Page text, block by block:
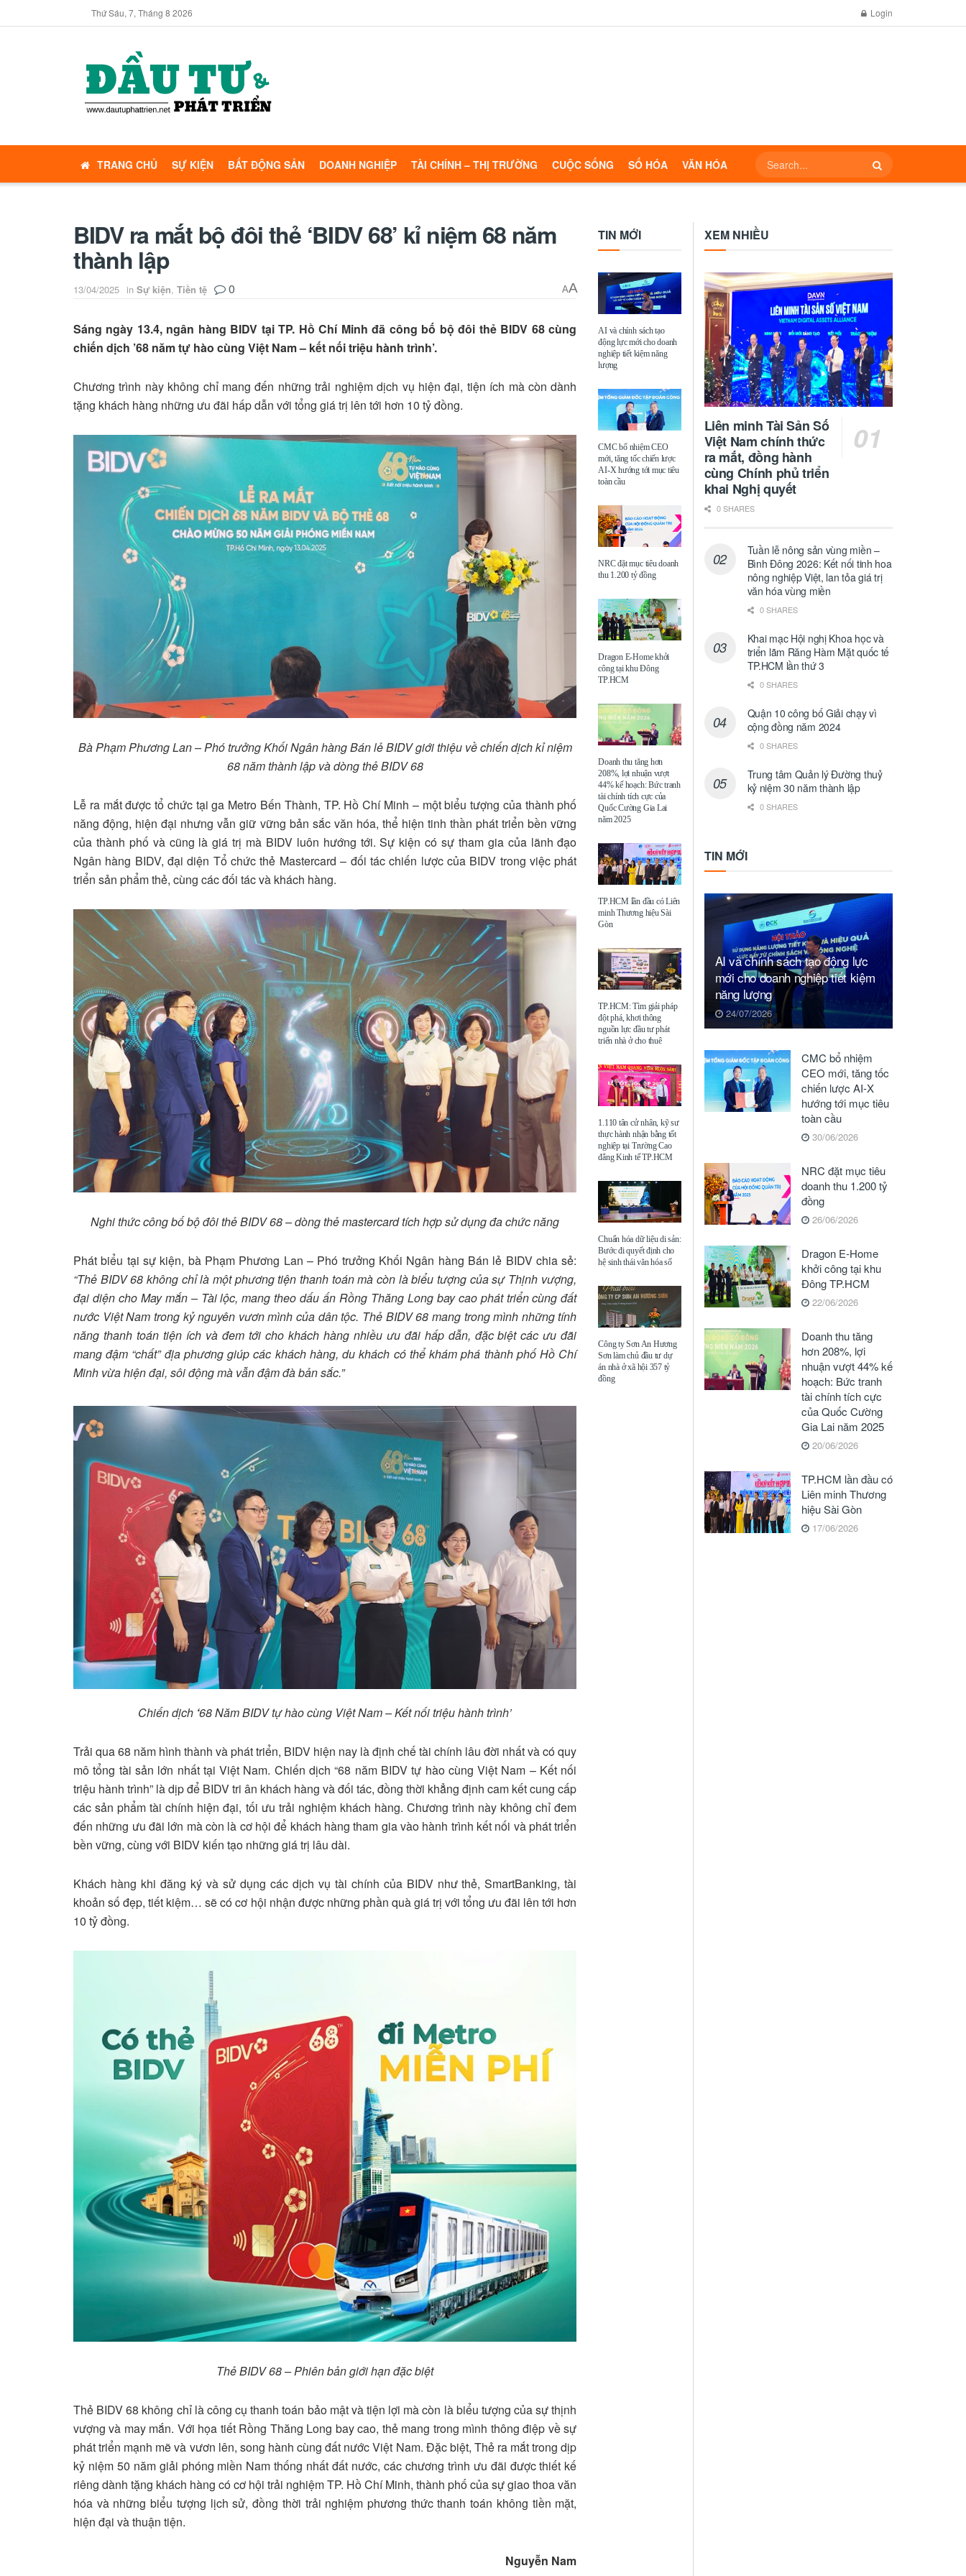
Thứ Sáu, 7, Tháng 8 2026 Login
TRANG CHỦ SỰ KIỆN BẤT ĐỘNG SẢN DOANH NGHIỆP TÀI CHÍNH – THỊ TRƯỜNG CUỘC SỐNG SỐ HÓA VĂN HÓA
BIDV ra mắt bộ đôi thẻ ‘BIDV 68’ kỉ niệm 68 năm
thành lập
13/04/2025 in Sự kiện, Tiền tệ 0 AA
Sáng ngày 13.4, ngân hàng BIDV tại TP. Hồ Chí Minh đã công bố bộ đôi thẻ BIDV 68 cùng
chiến dịch ’68 năm tự hào cùng Việt Nam – kết nối triệu hành trình’.
Chương trình này không chỉ mang đến những trải nghiệm dịch vụ hiện đại, tiện ích mà còn dành
tặng khách hàng những ưu đãi hấp dẫn với tổng giá trị lên tới hơn 10 tỷ đồng.
Bà Phạm Phương Lan – Phó trưởng Khối Ngân hàng Bán lẻ BIDV giới thiệu về chiến dịch kỉ niệm
68 năm thành lập và dòng thẻ BIDV 68
Lễ ra mắt được tổ chức tại ga Metro Bến Thành, TP. Hồ Chí Minh – một biểu tượng của thành phố
năng động, hiện đại nhưng vẫn giữ vững bản sắc văn hóa, thể hiện tinh thần phát triển bền vững
của thành phố và cũng là giá trị mà BIDV luôn hướng tới. Sự kiện có sự tham gia của lãnh đạo
Ngân hàng BIDV, đại diện Tổ chức thẻ Mastercard – đối tác chiến lược của BIDV trong việc phát
triển sản phẩm thẻ, cùng các đối tác và khách hàng.
Nghi thức công bố bộ đôi thẻ BIDV 68 – dòng thẻ mastercard tích hợp sử dụng đa chức năng
Phát biểu tại sự kiện, bà Phạm Phương Lan – Phó trưởng Khối Ngân hàng Bán lẻ BIDV chia sẻ:
“Thẻ BIDV 68 không chỉ là một phương tiện thanh toán mà còn là biểu tượng của sự Thịnh vượng,
đại diện cho May mắn – Tài lộc, mang theo dấu ấn Rồng Thăng Long bay cao phát triển cùng đất
nước Việt Nam trong kỷ nguyên vươn mình của dân tộc. Thẻ BIDV 68 mang trong mình những tính
năng thanh toán tiện ích và đem tới cho khách hàng nhiều ưu đãi hấp dẫn, đặc biệt các ưu đãi
mang đậm “chất” địa phương giúp các khách hàng, du khách có thể khám phá thành phố Hồ Chí
Minh vừa hiện đại, sôi động mà vẫn đậm đà bản sắc.”
Chiến dịch ‘68 Năm BIDV tự hào cùng Việt Nam – Kết nối triệu hành trình’
Trải qua 68 năm hình thành và phát triển, BIDV hiện nay là định chế tài chính lâu đời nhất và có quy
mô tổng tài sản lớn nhất tại Việt Nam. Chiến dịch “68 năm BIDV tự hào cùng Việt Nam – Kết nối
triệu hành trình” là dịp để BIDV tri ân khách hàng và đối tác, đồng thời khẳng định cam kết cung cấp
các sản phẩm tài chính hiện đại, tối ưu trải nghiệm khách hàng. Chương trình này không chỉ đem
đến những ưu đãi lớn mà còn là cơ hội để khách hàng tham gia vào hành trình kết nối và phát triển
bền vững, cùng với BIDV kiến tạo những giá trị lâu dài.
Khách hàng khi đăng ký và sử dụng các dịch vụ tài chính của BIDV như thẻ, SmartBanking, tài
khoản số đẹp, tiết kiệm… sẽ có cơ hội nhận được những phần quà giá trị với tổng ưu đãi lên tới hơn
10 tỷ đồng.
Thẻ BIDV 68 – Phiên bản giới hạn đặc biệt
Thẻ BIDV 68 không chỉ là công cụ thanh toán bảo mật và tiện lợi mà còn là biểu tượng của sự thịnh
vượng và may mắn. Với họa tiết Rồng Thăng Long bay cao, thẻ mang trong mình thông điệp về sự
phát triển mạnh mẽ và vươn lên, song hành cùng đất nước Việt Nam. Đặc biệt, Thẻ ra mắt trong dịp
kỷ niệm 50 năm giải phóng miền Nam thống nhất đất nước, các chương trình ưu đãi được thiết kế
riêng dành tặng khách hàng có cơ hội trải nghiệm TP. Hồ Chí Minh, thành phố của sự giao thoa văn
hóa và những biểu tượng lịch sử, đồng thời trải nghiệm phương thức thanh toán không tiền mặt,
hiện đại và thuận tiện.
Nguyễn Nam
TIN MỚI
AI và chính sách tạo
động lực mới cho doanh
nghiệp tiết kiệm năng
lượng
CMC bổ nhiệm CEO
mới, tăng tốc chiến lược
AI-X hướng tới mục tiêu
toàn cầu
NRC đặt mục tiêu doanh
thu 1.200 tỷ đồng
Dragon E-Home khởi
công tại khu Đông
TP.HCM
Doanh thu tăng hơn
208%, lợi nhuận vượt
44% kế hoạch: Bức tranh
tài chính tích cực của
Quốc Cường Gia Lai
năm 2025
TP.HCM lần đầu có Liên
minh Thương hiệu Sài
Gòn
TP.HCM: Tìm giải pháp
đột phá, khơi thông
nguồn lực đầu tư phát
triển nhà ở cho thuê
1.110 tân cử nhân, kỹ sư
thực hành nhận bằng tốt
nghiệp tại Trường Cao
đẳng Kinh tế TP.HCM
Chuẩn hóa dữ liệu di sản:
Bước đi quyết định cho
hệ sinh thái văn hóa số
Công ty Sơn An Hương
Sơn làm chủ đầu tư dự
án nhà ở xã hội 357 tỷ
đồng
XEM NHIỀU
Liên minh Tài Sản Số
Việt Nam chính thức
ra mắt, đồng hành
cùng Chính phủ triển
khai Nghị quyết
0 SHARES
Tuần lễ nông sản vùng miền –
Bình Đông 2026: Kết nối tinh hoa
nông nghiệp Việt, lan tỏa giá trị
văn hóa vùng miền
0 SHARES
Khai mạc Hội nghị Khoa học và
triển lãm Răng Hàm Mặt quốc tế
TP.HCM lần thứ 3
0 SHARES
Quận 10 công bố Giải chạy vì
cộng đồng năm 2024
0 SHARES
Trung tâm Quản lý Đường thuỷ
kỷ niệm 30 năm thành lập
0 SHARES
TIN MỚI
AI và chính sách tạo động lực
mới cho doanh nghiệp tiết kiệm
năng lượng
24/07/2026
CMC bổ nhiệm
CEO mới, tăng tốc
chiến lược AI-X
hướng tới mục tiêu
toàn cầu
30/06/2026
NRC đặt mục tiêu
doanh thu 1.200 tỷ
đồng
26/06/2026
Dragon E-Home
khởi công tại khu
Đông TP.HCM
22/06/2026
Doanh thu tăng
hơn 208%, lợi
nhuận vượt 44% kế
hoạch: Bức tranh
tài chính tích cực
của Quốc Cường
Gia Lai năm 2025
20/06/2026
TP.HCM lần đầu có
Liên minh Thương
hiệu Sài Gòn
17/06/2026